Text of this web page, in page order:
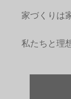
家づくりは
私たちと理